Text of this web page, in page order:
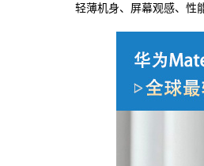
轻薄机身、屏幕观感、性